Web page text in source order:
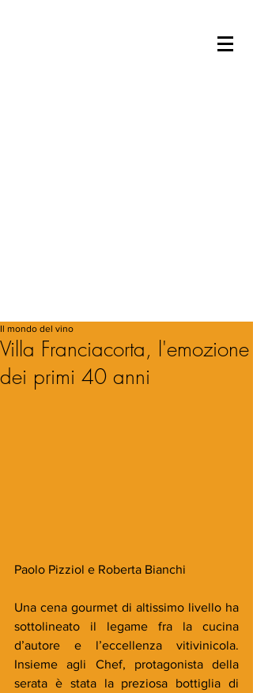
Villa Franciacorta, l'emozione
dei primi 40 anni
Il mondo del vino
Paolo Pizziol e Roberta Bianchi
Una cena gourmet di altissimo livello ha
sottolineato il legame fra la cucina
d’autore e l’eccellenza vitivinicola.
Insieme agli Chef, protagonista della
serata è stata la preziosa bottiglia di